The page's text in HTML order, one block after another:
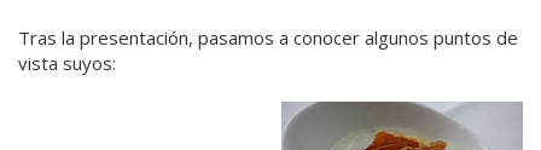
Tras la presentación, pasamos a conocer algunos puntos de
vista suyos: